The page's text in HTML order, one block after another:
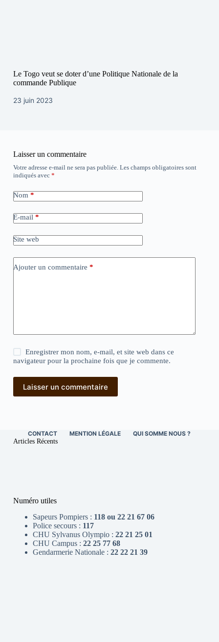
Le Togo veut se doter d’une Politique Nationale de la
commande Publique
23 juin 2023
Laisser un commentaire
Votre adresse e-mail ne sera pas publiée. Les champs obligatoires sont
indiqués avec *
Nom *
E-mail *
Site web
Ajouter un commentaire *
Enregistrer mon nom, e-mail, et site web dans ce
navigateur pour la prochaine fois que je commente.
Laisser un commentaire
CONTACT MENTION LÉGALE QUI SOMME NOUS ?
Articles Récents
Numéro utiles
Sapeurs Pompiers : 118 ou 22 21 67 06
Police secours : 117
CHU Sylvanus Olympio : 22 21 25 01
CHU Campus : 22 25 77 68
Gendarmerie Nationale : 22 22 21 39